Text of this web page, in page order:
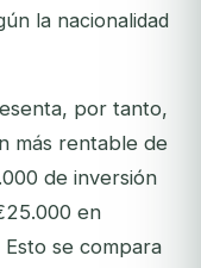
la nacionalidad
por tanto,
más rentable de
de inversión
en
se compara